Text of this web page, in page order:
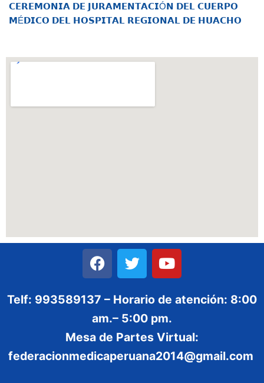
𝗖𝗘𝗥𝗘𝗠𝗢𝗡𝗜𝗔 𝗗𝗘 𝗝𝗨𝗥𝗔𝗠𝗘𝗡𝗧𝗔𝗖𝗜Ó𝗡 𝗗𝗘𝗟 𝗖𝗨𝗘𝗥𝗣𝗢
𝗠É𝗗𝗜𝗖𝗢 𝗗𝗘𝗟 𝗛𝗢𝗦𝗣𝗜𝗧𝗔𝗟 𝗥𝗘𝗚𝗜𝗢𝗡𝗔𝗟 𝗗𝗘 𝗛𝗨𝗔𝗖𝗛𝗢
Telf: 993589137 – Horario de atención: 8:00
am.– 5:00 pm.
Mesa de Partes Virtual:
federacionmedicaperuana2014@gmail.com